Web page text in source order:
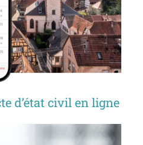
d’état civil en ligne